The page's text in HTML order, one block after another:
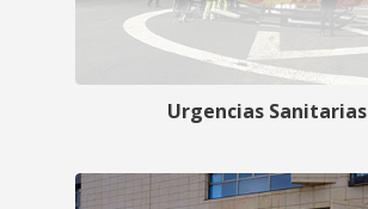
Urgencias Sanitarias